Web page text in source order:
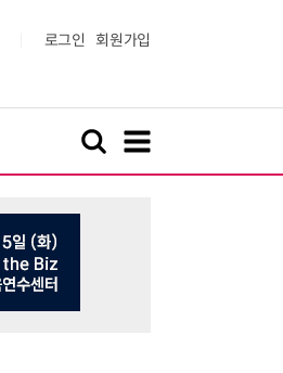
로그인 회원가입